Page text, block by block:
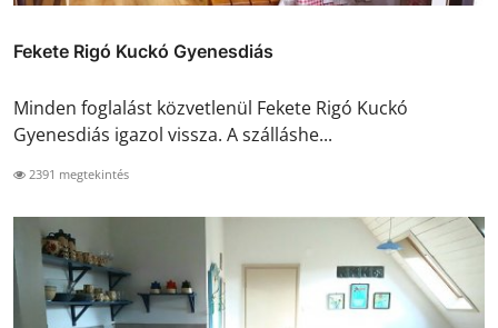
Fekete Rigó Kuckó Gyenesdiás
Minden foglalást közvetlenül Fekete Rigó Kuckó
Gyenesdiás igazol vissza. A szálláshe...
2391 megtekintés